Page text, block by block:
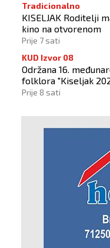
Tradicionalno
KISELJAK Roditelji
kino na otvorenom
Prije 7 sati
KUD Izvor 08
Održana 16.
folklora "Kiseljak
Prije 8 sati